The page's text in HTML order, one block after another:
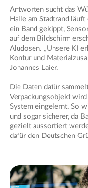
Antworten sucht das
Halle am Stadtrand
ein Band gekippt,
auf dem Bildschirm
Aludosen. „Unsere KI
Kontur und
Johannes Laier.
Die Daten dafür
Verpackungsobjekt
System eingelernt. So
und sogar sicherer, da
gezielt aussortiert
dafür den Deutschen